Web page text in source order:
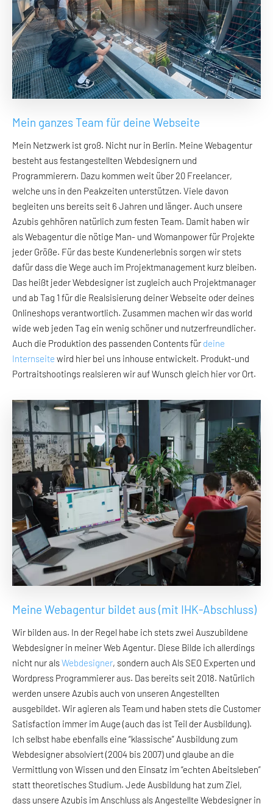
Mein ganzes Team für deine Webseite
Mein Netzwerk ist groß. Nicht nur in Berlin. Meine Webagentur
besteht aus festangestellten Webdesignern und
Programmierern. Dazu kommen weit über 20 Freelancer,
welche uns in den Peakzeiten unterstützen. Viele davon
begleiten uns bereits seit 6 Jahren und länger. Auch unsere
Azubis gehhören natürlich zum festen Team. Damit haben wir
als Webagentur die nötige Man- und Womanpower für Projekte
jeder Größe. Für das beste Kundenerlebnis sorgen wir stets
dafür dass die Wege auch im Projektmanagement kurz bleiben.
Das heißt jeder Webdesigner ist zugleich auch Projektmanager
und ab Tag 1 für die Realsisierung deiner Webseite oder deines
Onlineshops verantwortlich. Zusammen machen wir das world
wide web jeden Tag ein wenig schöner und nutzerfreundlicher.
Auch die Produktion des passenden Contents für deine
Internseite wird hier bei uns inhouse entwickelt. Produkt-und
Portraitshootings realsieren wir auf Wunsch gleich hier vor Ort.
Meine Webagentur bildet aus (mit IHK-Abschluss)
Wir bilden aus. In der Regel habe ich stets zwei Auszubildene
Webdesigner in meiner Web Agentur. Diese Bilde ich allerdings
nicht nur alsWebdesigner, sondern auch Als SEO Experten und
Wordpress Programmierer aus. Das bereits seit 2018. Natürlich
werden unsere Azubis auch von unseren Angestellten
ausgebildet. Wir agieren als Team und haben stets die Customer
Satisfaction immer im Auge (auch das ist Teil der Ausbildung).
Ich selbst habe ebenfalls eine “klassische” Ausbildung zum
Webdesigner absolviert (2004 bis 2007) und glaube an die
Vermittlung von Wissen und den Einsatz im “echten Abeitsleben”
statt theoretisches Studium. Jede Ausbildung hat zum Ziel,
dass unsere Azubis im Anschluss als Angestellte Webdesigner in